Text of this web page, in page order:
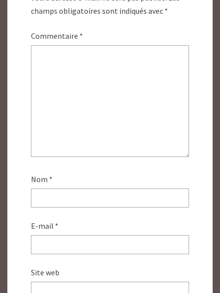
champs obligatoires sont indiqués avec *
Commentaire *
Nom *
E-mail *
Site web